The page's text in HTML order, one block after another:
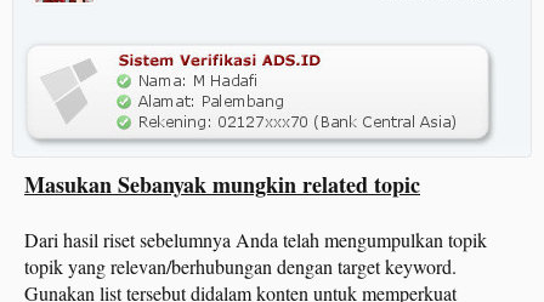
Masukan Sebanyak mungkin related topic
Dari hasil riset sebelumnya Anda telah mengumpulkan topik
topik yang relevan/berhubungan dengan target keyword.
Gunakan list tersebut didalam konten untuk memperkuat